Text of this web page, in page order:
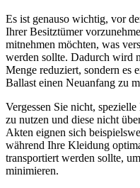
Es ist genauso wichtig, vor
Ihrer Besitztümer
mitnehmen möchten, was
werden sollte. Dadurch wird
Menge reduziert, sondern es
Ballast einen Neuanfang zu
Vergessen Sie nicht,
zu nutzen und diese nicht
Akten eignen sich
während Ihre Kleidung
transportiert werden sollte,
minimieren.